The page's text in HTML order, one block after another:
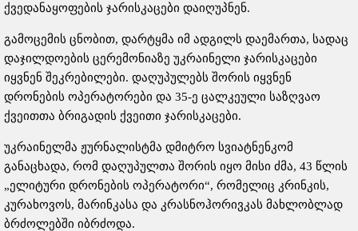
ქვედანაყოფების ჯარისკაცები დაიღუპნენ.
გამოცემის ცნობით, დარტყმა იმ ადგილს დაემართა, სადაც
დაჯილდოების ცერემონიაზე უკრაინელი ჯარისკაცები
იყვნენ შეკრებილები. დაღუპულებს შორის იყვნენ
დრონების ოპერატორები და 35-ე ცალკეული საზღვაო
ქვეითთა ​​ბრიგადის ქვეითი ჯარისკაცები.
უკრაინელმა ჟურნალისტმა დმიტრო სვიატნენკომ
განაცხადა, რომ დაღუპულთა შორის იყო მისი ძმა, 43 წლის
„ელიტური დრონების ოპერატორი“, რომელიც კრინკის,
კურახოვოს, მარინკასა და კრასნოჰორივკას მახლობლად
ბრძოლებში იბრძოდა.